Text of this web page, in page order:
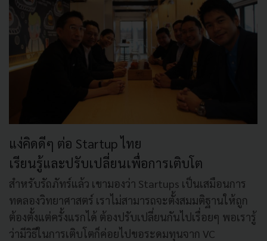
แง่คิดดีๆ ต่อ Startup ไทย
เรียนรู้และปรับเปลี่ยนเพื่อการเติบโต
สำหรับรัถภัทร์แล้ว เขามองว่า Startups เป็นเสมือนการ
ทดลองวิทยาศาสตร์ เราไม่สามารถจะตั้งสมมติฐานให้ถูก
ต้องตั้งแต่ครั้งแรกได้ ต้องปรับเปลี่ยนกันไปเรื่อยๆ พอเรารู้
ว่ามีวิธีในการเติบโตก็ค่อยไปขอระดมทุนจาก VC